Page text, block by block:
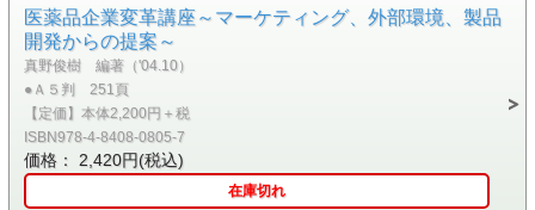
医薬品企業変革講座～マーケティング、外部環境、製品
開発からの提案～
真野俊樹 編著（'04.10）
●Ａ５判 251頁
【定価】本体2,200円＋税
ISBN978-4-8408-0805-7
価格： 2,420円(税込)
在庫切れ